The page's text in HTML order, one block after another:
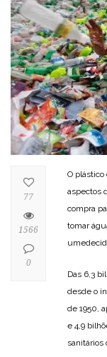
O
aspectos
compra
tomar
Das 6,3
desde o
de 1950,
e 4,9
sanitários
77
1566
0